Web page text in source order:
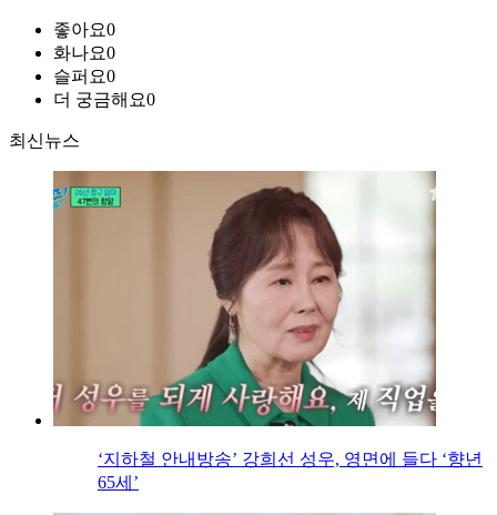
좋아요0
화나요0
슬퍼요0
더 궁금해요0
최신뉴스
‘지하철 안내방송’ 강희선 성우, 영면에 들다 ‘향년
65세’